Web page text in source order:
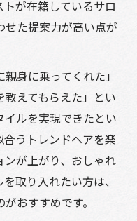
が在籍しているサロ
せた提案力が高い点が
身に乗ってくれた」
教えてもらえた」とい
ルを実現できたとい
うトレンドヘアを楽
ンが上がり、おしゃれ
取り入れたい方は、
おすすめです。